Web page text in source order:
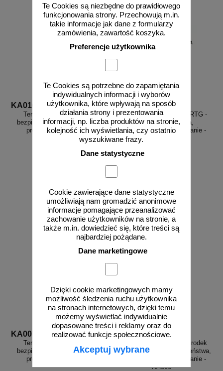
Te Cookies są niezbędne do prawidłowego
funkcjonowania strony. Przechowują m.in.
takie informacje jak dane z formularzy
zamówienia, zawartość koszyka.
Preferencje użytkownika
Te Cookies są potrzebne do zapamiętania
indywidualnych informacji i wyborów
użytkownika, które wpływają na sposób
działania strony i prezentowania
informacji, np. liczba produktów na stronie,
kolejność ich wyświetlania, czy ostatnio
wyszukiwane frazy.
Dane statystyczne
Cookie zawierające dane statystyczne
umożliwiają nam gromadzić anonimowe
informacje pomagające przeanalizować
zachowanie użytkowników na stronie, a
także m.in. dowiedzieć się, które treści są
najbardziej pożądane.
Dane marketingowe
Dzięki cookie marketingowych mamy
możliwość śledzenia ruchu użytkownika
na stronach internetowych, dzięki temu
możemy wyświetlać indywidualnie
dopasowane treści i reklamy oraz do
realizować funkcje społecznościowe.
Akceptuj wybrane
KA016
Teren nadzorowany - znak
bezpieczeństwa, ostrzegający,
promieniowanie - KA016
9,69 zł netto
do koszyka
KA014
Pracownia rentgenowska RTG -
znak bezpieczeństwa,
ostrzegający, promieniowanie -
5,67 zł netto
do koszyka
KA007
Teren kontrolowany - znak
bezpieczeństwa, ostrzegający,
promieniowanie - KA007
KA006
Przesyłka transportowa, środek
transportu - znak bezpieczeństwa,
ostrzegający, promieniowanie -
KA006